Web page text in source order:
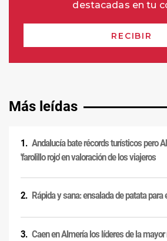
Más leídas
Andalucía bate récords turísticos pero
'farolillo rojo' en valoración de los viajeros
Rápida y sana: ensalada de patata para
Caen en Almería los líderes de la